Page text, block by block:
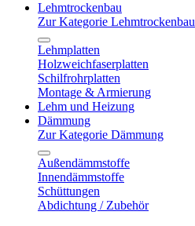
Lehmtrockenbau
Zur Kategorie Lehmtrockenbau
Lehmplatten
Holzweichfaserplatten
Schilfrohrplatten
Montage & Armierung
Lehm und Heizung
Dämmung
Zur Kategorie Dämmung
Außendämmstoffe
Innendämmstoffe
Schüttungen
Abdichtung / Zubehör